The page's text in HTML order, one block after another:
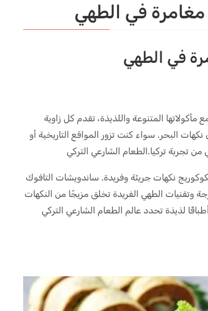
في الطهي
في الطهي
مأكولاتها المتنوعة واللذيذة، تقدم كل زاوية
البحر. سواء كنت تزور المواقع التاريخية أو
تجربة تركيا.الطعام الشارعي التركي
نكهات جريئة وفريدة. ساندويشات التافوك
وتقنيات الطهي الفريدة تخلق مزيجًا من النكهات
لذيذة تحدد عالم الطعام الشارعي التركي